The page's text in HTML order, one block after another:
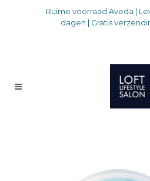
Ruime voorraad Aveda |
dagen | Gratis